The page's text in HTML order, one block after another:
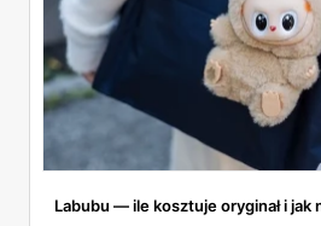
Labubu — ile kosztuje oryginał i jak